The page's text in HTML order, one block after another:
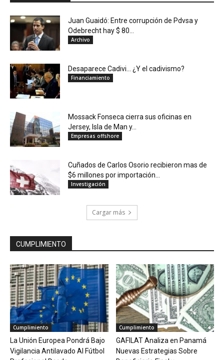
Juan Guaidó: Entre corrupción de Pdvsa y
Odebrecht hay $ 80...
Archivo
Desaparece Cadivi… ¿Y el cadivismo?
Financiamiento
Mossack Fonseca cierra sus oficinas en
Jersey, Isla de Man y...
Empresas offshore
Cuñados de Carlos Osorio recibieron mas de
$6 millones por importación...
Investigación
Cargar más
CUMPLIMIENTO
Cumplimiento
La Unión Europea Pondrá Bajo
Vigilancia Antilavado Al Fútbol
Cumplimiento
GAFILAT Analiza en Panamá
Nuevas Estrategias Sobre